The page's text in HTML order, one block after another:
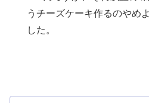
うチーズケーキ作るのやめ
した。